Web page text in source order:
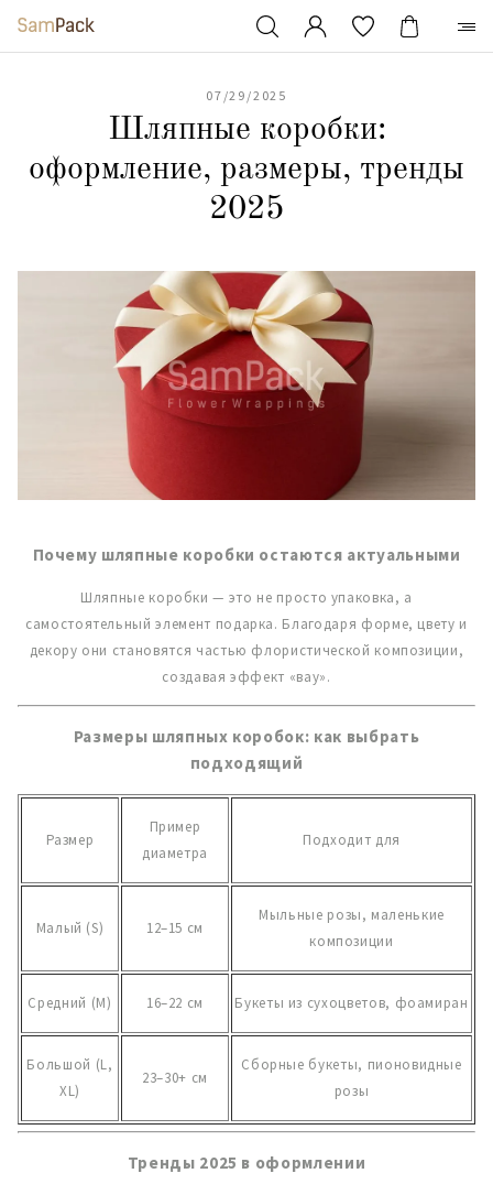
07/29/2025
Шляпные коробки:
оформление, размеры, тренды
2025
Почему шляпные коробки остаются актуальными
Шляпные коробки — это не просто упаковка, а
самостоятельный элемент подарка. Благодаря форме, цвету и
декору они становятся частью флористической композиции,
создавая эффект «вау».
Размеры шляпных коробок: как выбрать
подходящий
Размер
Пример
диаметра
Подходит для
Малый (S) 12–15 см
Мыльные розы, маленькие
композиции
Средний (M) 16–22 см Букеты из сухоцветов, фоамиран
Большой (L,
XL)
23–30+ см
Сборные букеты, пионовидные
розы
Тренды 2025 в оформлении